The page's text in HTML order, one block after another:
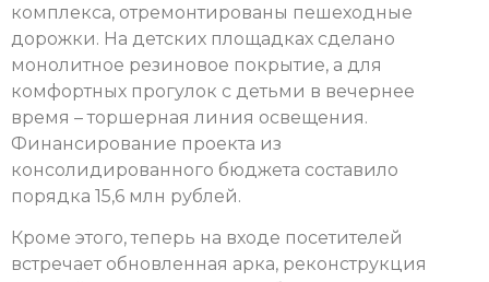
комплекса, отремонтированы пешеходные
дорожки. На детских площадках сделано
монолитное резиновое покрытие, а для
комфортных прогулок с детьми в вечернее
время – торшерная линия освещения.
Финансирование проекта из
консолидированного бюджета составило
порядка 15,6 млн рублей.
Кроме этого, теперь на входе посетителей
встречает обновленная арка, реконструкция